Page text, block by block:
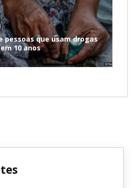
pessoas que usam drogas
10 anos